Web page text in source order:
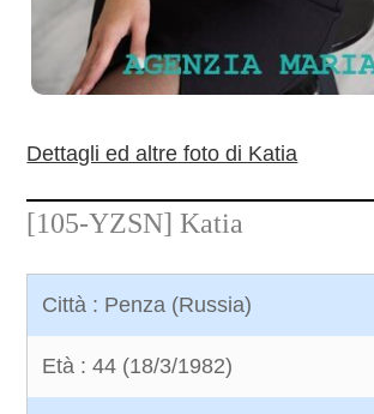
Dettagli ed altre foto di Katia
[105-YZSN]Katia
Città : Penza (Russia)
Età : 44 (18/3/1982)